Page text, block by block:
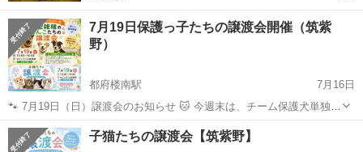
7月19日保護っ子たちの譲渡会開催（筑紫
野）
都府楼南駅
7月16日
🐾 7月19日（日）譲渡会のお知らせ 🐱 今週末は、チーム保護犬単独開
催の譲渡会を開催します✨ 今回は、ずっとのおうちを探している保護
犬たちと子猫たちが参加予定です。 保護犬たちは、元野犬、元野良
福岡 筑紫野市 都府楼南駅 展示会 今週末
子猫たちの譲渡会【筑紫野】